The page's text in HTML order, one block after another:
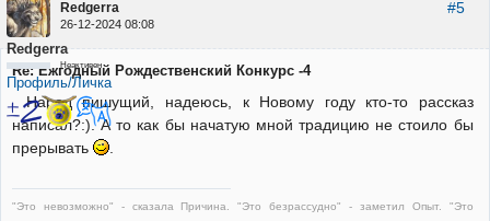
#5
Redgerra
26-12-2024 08:08
Redgerra
Неактивен
Профиль/Личка
Re: Ежгодный Рождественский Конкурс -4
Народ пишущий, надеюсь, к Новому году кто-то рассказ
написал?:). А то как бы начатую мной традицию не стоило бы
прерывать
"Это невозможно" - сказала Причина. "Это безрассудно" - заметил Опыт. "Это